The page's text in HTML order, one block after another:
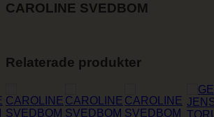
CAROLINE SVEDBOM
Relaterade produkter